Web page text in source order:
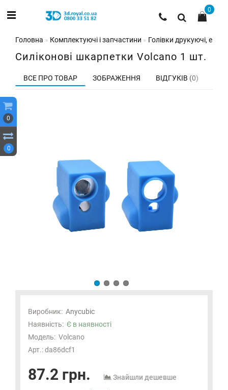
0
0
0
Головна Комплектуючі і запчастини Голівки друкуючі,
Силіконові шкарпетки Volcano 1 шт.
ВСЕ ПРО ТОВАР ЗОБРАЖЕННЯ ВІДГУКІВ (0)
Виробник: Anycubic
Наявність: Є в наявності
Модель: Volcano
Арт.: da86dcf1
87.2 грн. Знайшли дешевше